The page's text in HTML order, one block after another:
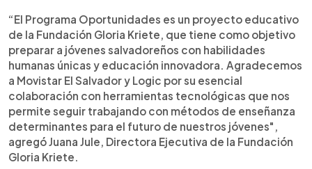
“El Programa Oportunidades es un proyecto educativo
de la Fundación Gloria Kriete, que tiene como objetivo
preparar a jóvenes salvadoreños con habilidades
humanas únicas y educación innovadora. Agradecemos
a Movistar El Salvador y Logic por su esencial
colaboración con herramientas tecnológicas que nos
permite seguir trabajando con métodos de enseñanza
determinantes para el futuro de nuestros jóvenes",
agregó Juana Jule, Directora Ejecutiva de la Fundación
Gloria Kriete.